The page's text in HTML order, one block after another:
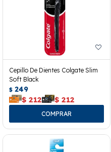
Cepillo De Dientes Colgate Slim
Soft Black
$ 249
$ 212 $ 212